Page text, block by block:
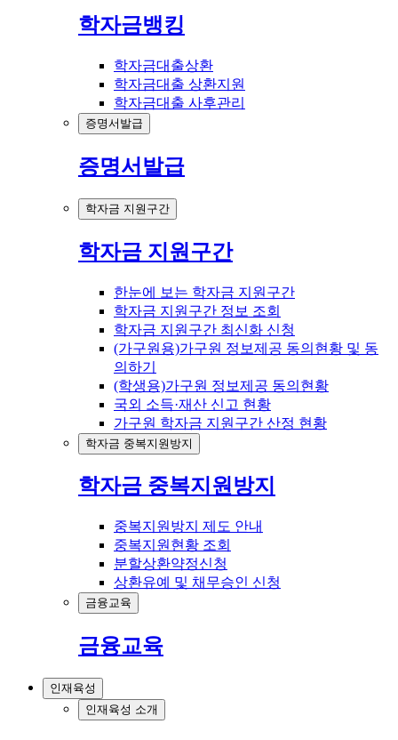
학자금뱅킹
학자금대출상환
학자금대출 상환지원
학자금대출 사후관리
증명서발급
증명서발급
학자금 지원구간
학자금 지원구간
한눈에 보는 학자금 지원구간
학자금 지원구간 정보 조회
학자금 지원구간 최신화 신청
(가구원용)가구원 정보제공 동의현황 및 동
의하기
(학생용)가구원 정보제공 동의현황
국외 소득·재산 신고 현황
가구원 학자금 지원구간 산정 현황
학자금 중복지원방지
학자금 중복지원방지
중복지원방지 제도 안내
중복지원현황 조회
분할상환약정신청
상환유예 및 채무승인 신청
금융교육
금융교육
인재육성
인재육성 소개